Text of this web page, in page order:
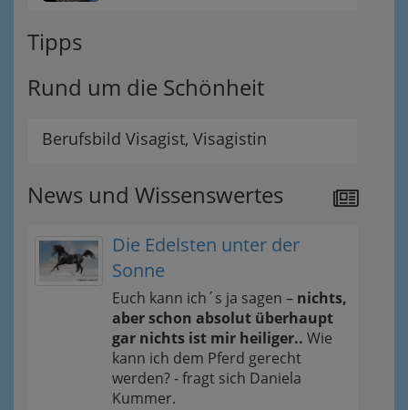
Tipps
Rund um die Schönheit
Berufsbild Visagist, Visagistin
News und Wissenswertes
Die Edelsten unter der
Sonne
Euch kann ich´s ja sagen – nichts,
aber schon absolut überhaupt
gar nichts ist mir heiliger.. Wie
kann ich dem Pferd gerecht
werden? - fragt sich Daniela
Kummer.